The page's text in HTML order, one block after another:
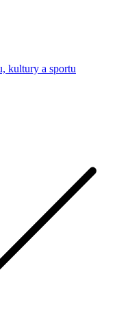
kultury a sportu